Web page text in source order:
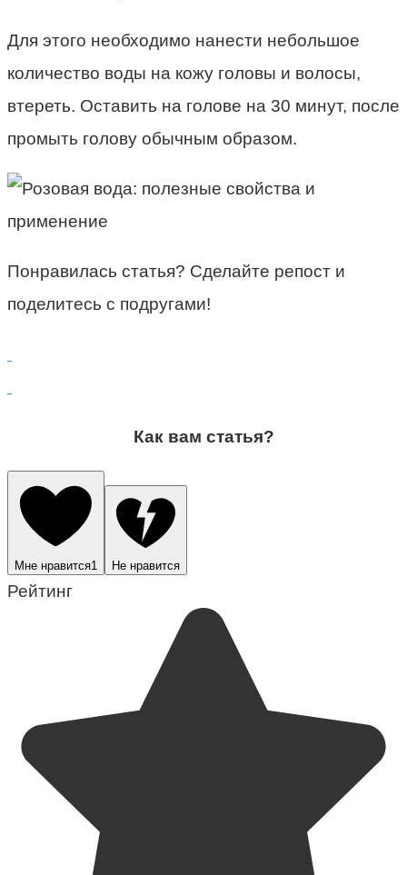
Для этого необходимо нанести небольшое
количество воды на кожу головы и волосы,
втереть. Оставить на голове на 30 минут, после
промыть голову обычным образом.
Понравилась статья? Сделайте репост и
поделитесь с подругами!
Как вам статья?
Мне нравится1 Не нравится
Рейтинг